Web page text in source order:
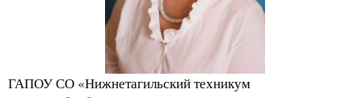
ГАПОУ СО «Нижнетагильский техникум